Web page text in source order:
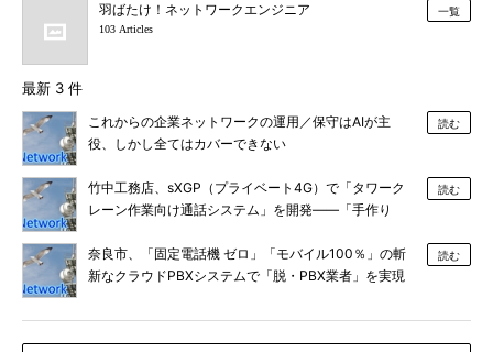
羽ばたけ！ネットワークエンジニア
103 Articles
一覧
最新 3 件
これからの企業ネットワークの運用／保守はAIが主
役、しかし全てはカバーできない
読む
竹中工務店、sXGP（プライベート4G）で「タワーク
レーン作業向け通話システム」を開発――「手作り
読む
奈良市、「固定電話機 ゼロ」「モバイル100％」の斬
新なクラウドPBXシステムで「脱・PBX業者」を実現
読む